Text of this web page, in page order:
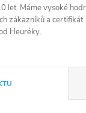
let. Máme vysoké
zákazníků a certifikát
Heuréky.